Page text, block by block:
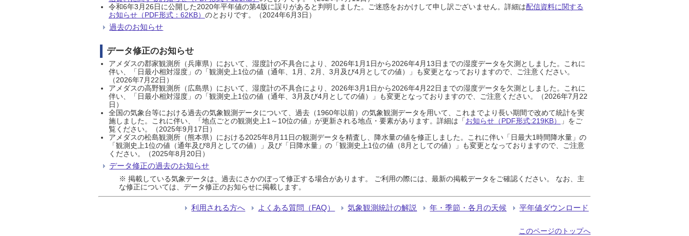
令和6年3月26日に公開した2020年平年値の第4版に誤りがあると判明しました。ご迷惑をおかけして申し訳ございません。詳細は配信資料に関する
お知らせ（PDF形式：62KB） のとおりです。（2024年6月3日）
過去のお知らせ
データ修正のお知らせ
アメダスの郡家観測所（兵庫県）において、湿度計の不具合により、2026年1月1日から2026年4月13日までの湿度データを欠測としました。これに
伴い、「日最小相対湿度」の「観測史上1位の値（通年、1月、2月、3月及び4月としての値）」も変更となっておりますので、ご注意ください。
（2026年7月22日）
アメダスの高野観測所（広島県）において、湿度計の不具合により、2026年3月1日から2026年4月22日までの湿度データを欠測としました。これに
伴い、「日最小相対湿度」の「観測史上1位の値（通年、3月及び4月としての値）」も変更となっておりますので、ご注意ください。（2026年7月22
日）
全国の気象台等における過去の気象観測データについて、過去（1960年以前）の気象観測データを用いて、これまでより長い期間で改めて統計を実
施しました。これに伴い、「地点ごとの観測史上1～10位の値」が更新される地点・要素があります。詳細は「お知らせ（PDF形式:219KB）
」をご
覧ください。（2025年9月17日）
アメダスの松島観測所（熊本県）における2025年8月11日の観測データを精査し、降水量の値を修正しました。これに伴い「日最大1時間降水量」の
「観測史上1位の値（通年及び8月としての値）」及び「日降水量」の「観測史上1位の値（8月としての値）」も変更となっておりますので、ご注意
ください。（2025年8月20日）
データ修正の過去のお知らせ
※ 掲載している気象データは、過去にさかのぼって修正する場合があります。 ご利用の際には、最新の掲載データをご確認ください。 なお、主
な修正については、データ修正のお知らせに掲載します。
利用される方へ よくある質問（FAQ） 気象観測統計の解説 年・季節・各月の天候 平年値ダウンロード
このページのトップへ